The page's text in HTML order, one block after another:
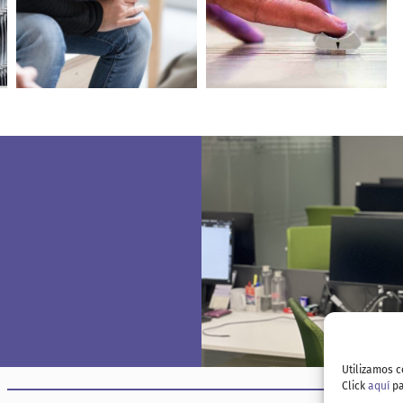
Utilizamos
Click aquí
3D inprimagailuak eta
Korrikaren lekukoa
Tosepan-Emun
cooperando: crónica de
un viaje a México
Hizkuntza aniztasuna
eta garapen iraunkor
globala